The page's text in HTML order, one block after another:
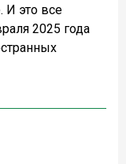
И это все
2025 года